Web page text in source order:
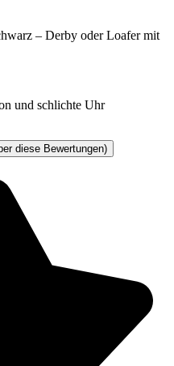
– Derby oder Loafer mit
und schlichte Uhr
diese Bewertungen)